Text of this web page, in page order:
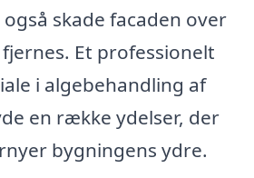
skade facaden over
Et professionelt
i algebehandling af
en række ydelser, der
bygningens ydre.